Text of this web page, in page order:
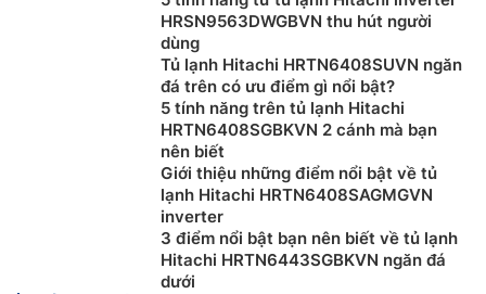
HRSN9563DWGBVN thu hút người
dùng
Tủ lạnh Hitachi HRTN6408SUVN ngăn
đá trên có ưu điểm gì nổi bật?
5 tính năng trên tủ lạnh Hitachi
HRTN6408SGBKVN 2 cánh mà bạn
nên biết
Giới thiệu những điểm nổi bật về tủ
lạnh Hitachi HRTN6408SAGMGVN
inverter
3 điểm nổi bật bạn nên biết về tủ lạnh
Hitachi HRTN6443SGBKVN ngăn đá
dưới